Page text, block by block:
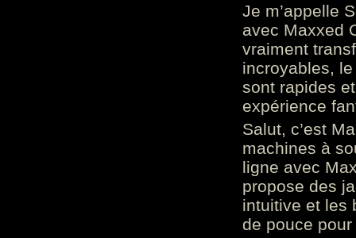
Je m’appelle
avec Maxxed
vraiment
incroyables,
sont rapides
expérience
Salut, c’est
machines à
ligne avec
propose des
intuitive et les
de pouce